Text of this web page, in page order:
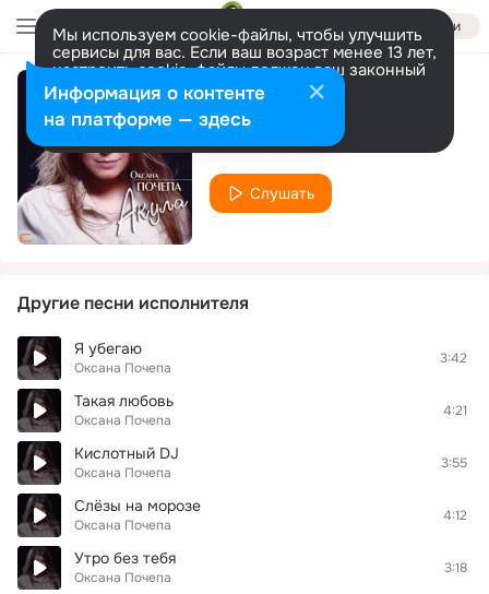
Войти
Мы используем cookie-файлы, чтобы улучшить
сервисы для вас. Если ваш возраст менее 13 лет,
настроить cookie-файлы должен ваш законный
представитель. Больше информации
Разрешить все Настроить
Подруга
Оксана Почепа
Слушать
Другие песни исполнителя
Я убегаю
Оксана Почепа
3:42
Такая любовь
Оксана Почепа
4:21
Кислотный DJ
Оксана Почепа
3:55
Слёзы на морозе
Оксана Почепа
4:12
Утро без тебя
Оксана Почепа
3:18
Информация о контенте
на платформе — здесь